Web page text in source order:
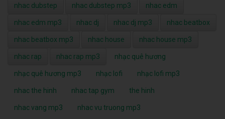
nhac dubstep nhac dubstep mp3 nhac edm
nhac edm mp3 nhac dj nhac dj mp3 nhac beatbox
nhac beatbox mp3 nhac house nhac house mp3
nhac rap nhac rap mp3 nhạc quê hương
nhạc quê hương mp3 nhạc lofi nhạc lofi mp3
nhac the hinh nhac tap gym the hinh
nhac vang mp3 nhac vu truong mp3